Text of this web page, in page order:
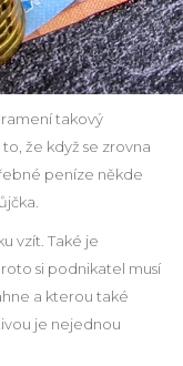
takový
že když se zrovna
peníze někde
vzít. Také je
si podnikatel musí
a kterou také
je nejednou